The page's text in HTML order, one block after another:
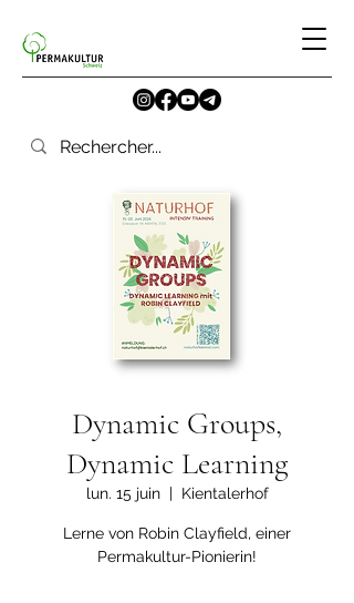
Dynamic Groups,
Dynamic Learning
lun. 15 juin
  |
Kientalerhof
Lerne von Robin Clayfield, einer
Permakultur-Pionierin!